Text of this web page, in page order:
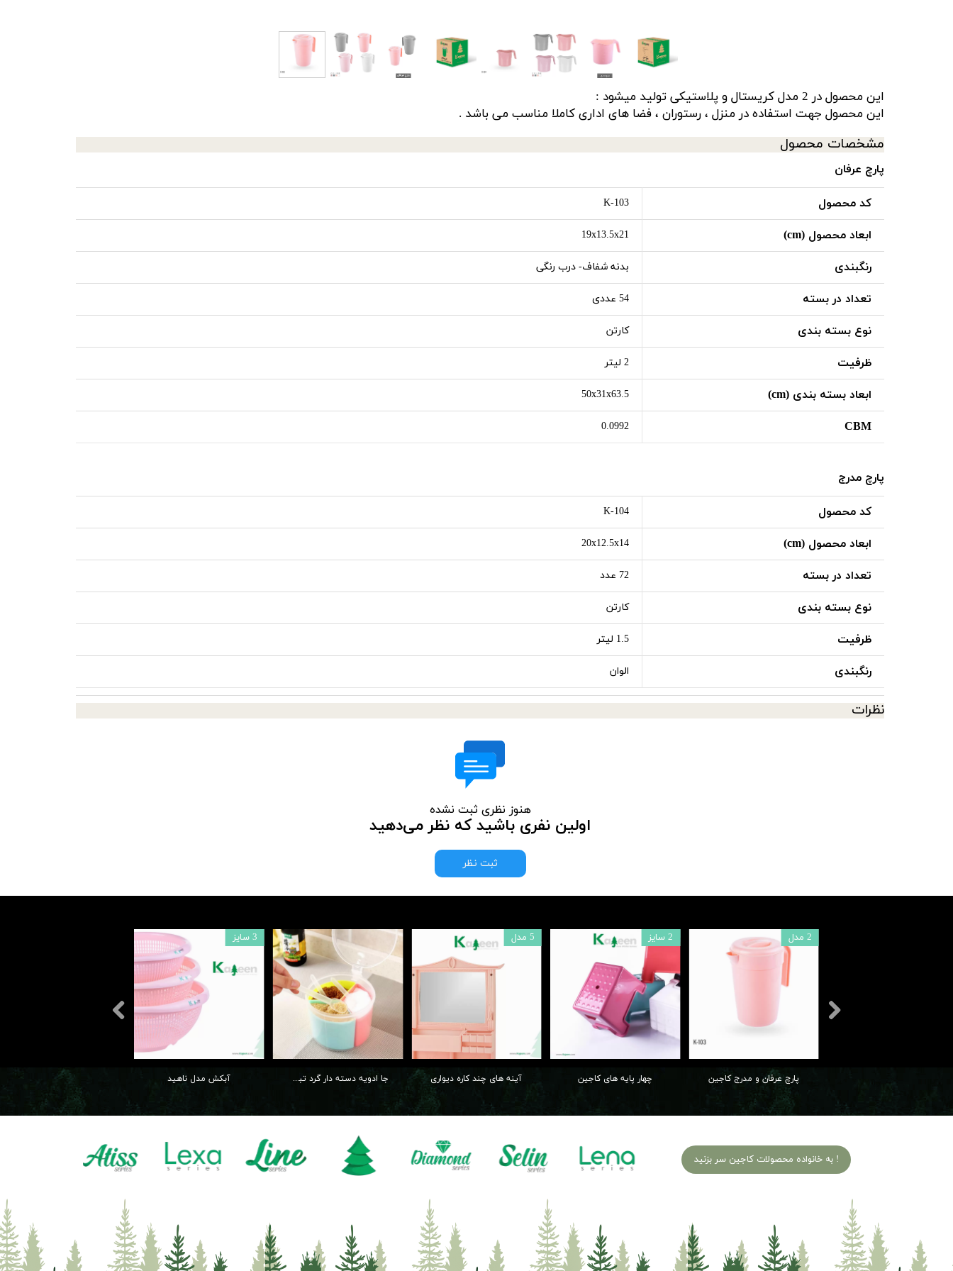
این محصول در 2 مدل کریستال و پلاستیکی تولید میشود :
این محصول جهت استفاده در منزل ، رستوران ، فضا های اداری کاملا مناسب می باشد .
مشخصات محصول
پارچ عرفان
کد محصول K-103
ابعاد محصول (cm) 19x13.5x21
رنگبندی بدنه شفاف- درب رنگی
تعداد در بسته 54 عددی
نوع بسته بندی کارتن
ظرفیت 2 لیتر
ابعاد بسته بندی (cm) 50x31x63.5
CBM
0.0992
پارچ مدرج
کد محصول K-104
ابعاد محصول (cm) 20x12.5x14
تعداد در بسته 72 عدد
نوع بسته بندی کارتن
ظرفیت 1.5 لیتر
رنگبندی الوان
نظرات
هنوز نظری ثبت نشده
اولین نفری باشید که نظر می‌دهید
ثبت نظر
سبد دربدار کودک آبکش مدل ناهید
3 سایز
جا ادویه دسته دار گرد تبسم آینه های چند کاره دیواری
5 مدل
چهار پایه های کاجین
2 سایز
پارچ عرفان و مدرج کاجین
2 مدل
به خانواده محصولات کاجین سر بزنید !